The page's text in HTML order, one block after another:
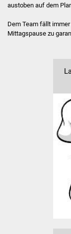
austoben auf dem
Dem Team fällt
Mittagspause zu